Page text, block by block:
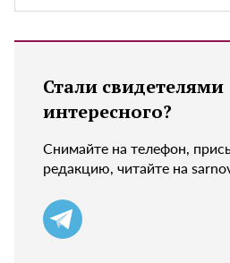
Стали свидетелями
интересного?
Снимайте на телефон,
редакцию, читайте на